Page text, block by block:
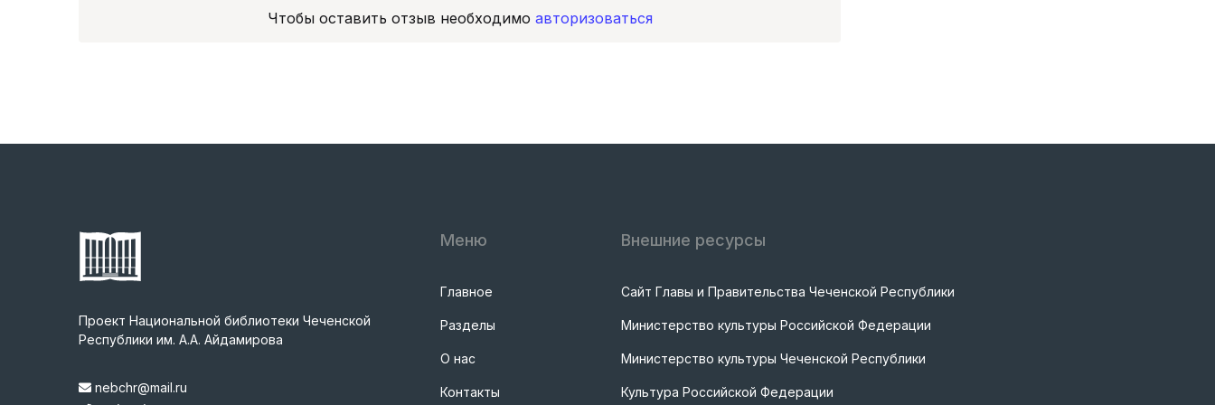
Чтобы оставить отзыв необходимо авторизоваться
Проект Национальной библиотеки Чеченской
Республики им. А.А. Айдамирова
nebchr@mail.ru
Меню
Главное
Разделы
О нас
Контакты
Внешние ресурсы
Сайт Главы и Правительства Чеченской Республики
Министерство культуры Российской Федерации
Министерство культуры Чеченской Республики
Культура Российской Федерации